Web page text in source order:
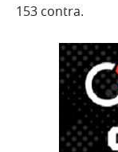
153 contra.